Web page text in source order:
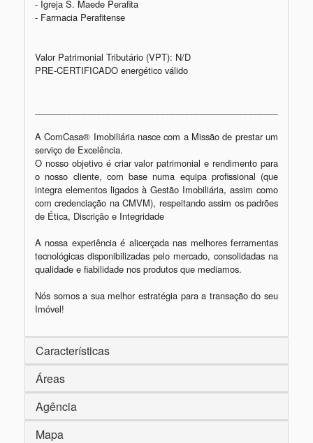
- Igreja S. Maede Perafita
- Farmacia Perafitense
Valor Patrimonial Tributário (VPT): N/D
PRE-CERTIFICADO energético válido
A ComCasa® Imobiliária nasce com a Missão de prestar um
serviço de Excelência.
O nosso objetivo é criar valor patrimonial e rendimento para
o nosso cliente, com base numa equipa profissional (que
integra elementos ligados à Gestão Imobiliária, assim como
com credenciação na CMVM), respeitando assim os padrões
de Ética, Discrição e Integridade
A nossa experiência é alicerçada nas melhores ferramentas
tecnológicas disponibilizadas pelo mercado, consolidadas na
qualidade e fiabilidade nos produtos que mediamos.
Nós somos a sua melhor estratégia para a transação do seu
Imóvel!
Características
Áreas
Agência
Mapa